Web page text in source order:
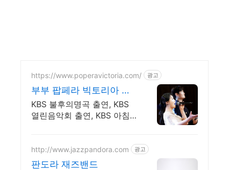
https://www.poperavictoria.com/ 광고
부부 팝페라 빅토리아 섭
외! 공중파 다수 출연 고품
격행사
KBS 불후의명곡 출연, KBS
열린음악회 출연, KBS 아침
http://www.jazzpandora.com 광고
판도라 재즈밴드